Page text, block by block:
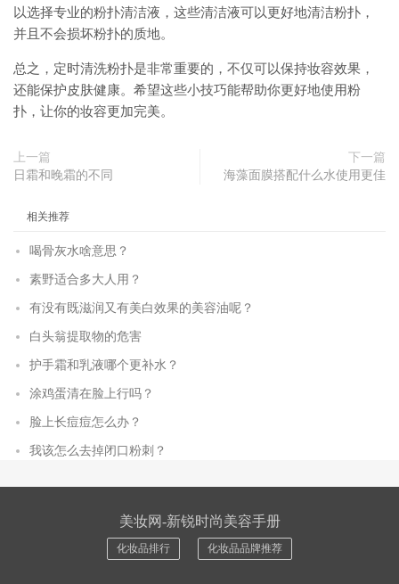
以选择专业的粉扑清洁液，这些清洁液可以更好地清洁粉扑，
并且不会损坏粉扑的质地。
总之，定时清洗粉扑是非常重要的，不仅可以保持妆容效果，
还能保护皮肤健康。希望这些小技巧能帮助你更好地使用粉
扑，让你的妆容更加完美。
上一篇
日霜和晚霜的不同
下一篇
海藻面膜搭配什么水使用更佳
相关推荐
喝骨灰水啥意思？
素野适合多大人用？
有没有既滋润又有美白效果的美容油呢？
白头翁提取物的危害
护手霜和乳液哪个更补水？
涂鸡蛋清在脸上行吗？
脸上长痘痘怎么办？
我该怎么去掉闭口粉刺？
美妆网-新锐时尚美容手册
化妆品排行 化妆品品牌推荐